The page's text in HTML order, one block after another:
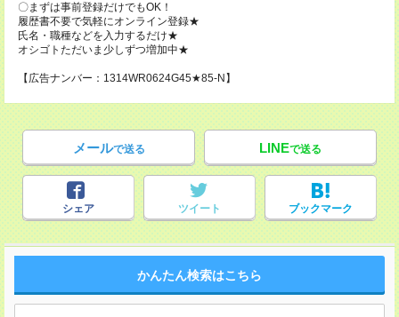
〇まずは事前登録だけでもOK！
履歴書不要で気軽にオンライン登録★
氏名・職種などを入力するだけ★
オシゴトただいま少しずつ増加中★
【広告ナンバー：1314WR0624G45★85-N】
メールで送る LINEで送る
シェア ツイート ブックマーク
かんたん検索はこちら